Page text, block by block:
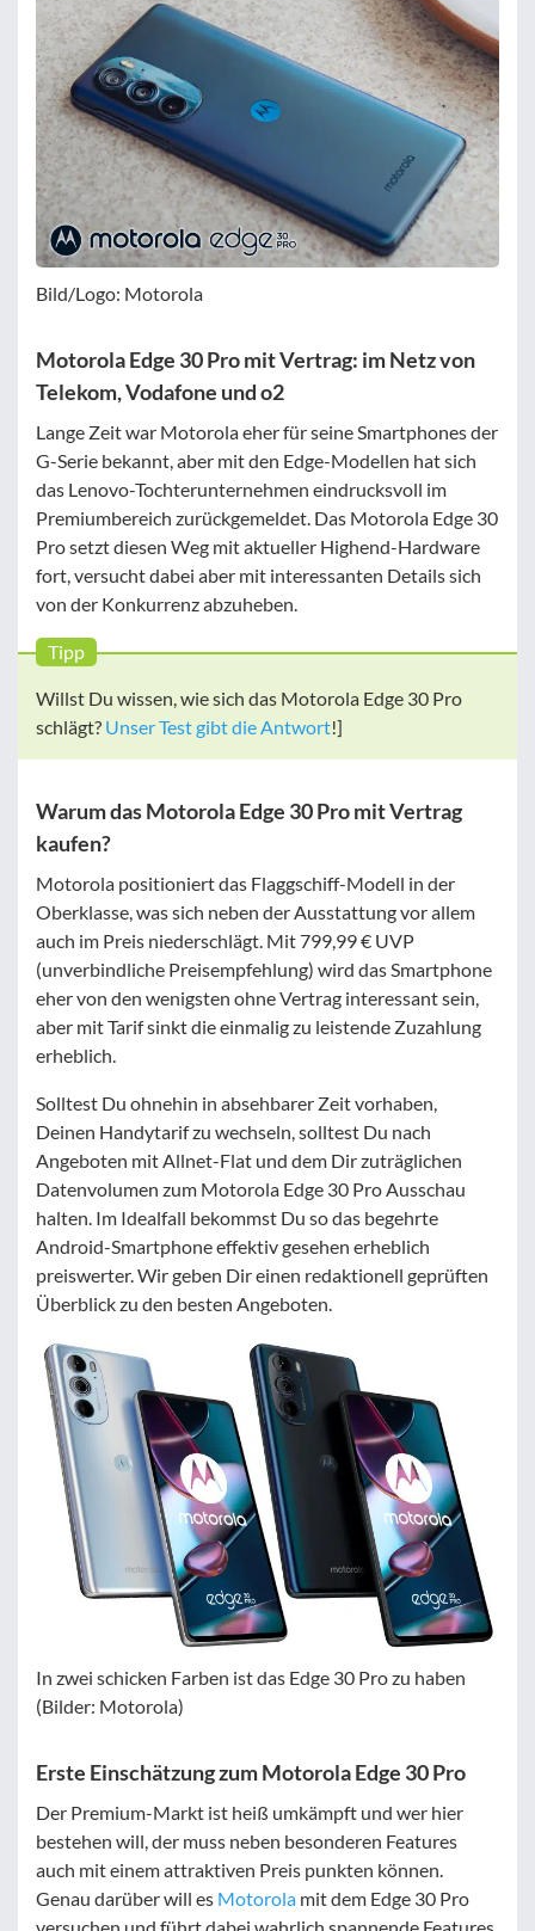
Filter zurücksetzen
Bild/Logo: Motorola
Motorola Edge 30 Pro mit Vertrag: im Netz von
Telekom, Vodafone und o2
Lange Zeit war Motorola eher für seine Smartphones der
G-Serie bekannt, aber mit den Edge-Modellen hat sich
das Lenovo-Tochterunternehmen eindrucksvoll im
Premiumbereich zurückgemeldet. Das Motorola Edge 30
Pro setzt diesen Weg mit aktueller Highend-Hardware
fort, versucht dabei aber mit interessanten Details sich
von der Konkurrenz abzuheben.
Tipp
Willst Du wissen, wie sich das Motorola Edge 30 Pro
schlägt? Unser Test gibt die Antwort!]
Warum das Motorola Edge 30 Pro mit Vertrag
kaufen?
Motorola positioniert das Flaggschiff-Modell in der
Oberklasse, was sich neben der Ausstattung vor allem
auch im Preis niederschlägt. Mit 799,99 € UVP
(unverbindliche Preisempfehlung) wird das Smartphone
eher von den wenigsten ohne Vertrag interessant sein,
aber mit Tarif sinkt die einmalig zu leistende Zuzahlung
erheblich.
Solltest Du ohnehin in absehbarer Zeit vorhaben,
Deinen Handytarif zu wechseln, solltest Du nach
Angeboten mit Allnet-Flat und dem Dir zuträglichen
Datenvolumen zum Motorola Edge 30 Pro Ausschau
halten. Im Idealfall bekommst Du so das begehrte
Android-Smartphone effektiv gesehen erheblich
preiswerter. Wir geben Dir einen redaktionell geprüften
Überblick zu den besten Angeboten.
In zwei schicken Farben ist das Edge 30 Pro zu haben
(Bilder: Motorola)
Erste Einschätzung zum Motorola Edge 30 Pro
Der Premium-Markt ist heiß umkämpft und wer hier
bestehen will, der muss neben besonderen Features
auch mit einem attraktiven Preis punkten können.
Genau darüber will es Motorola mit dem Edge 30 Pro
versuchen und führt dabei wahrlich spannende Features